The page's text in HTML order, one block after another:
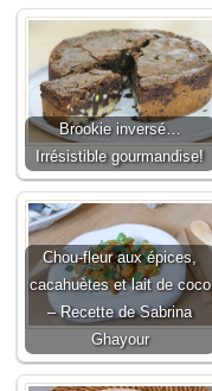
Brookie inversé…
Irrésistible gourmandise!
Chou-fleur aux épices,
cacahuètes et lait de coco
– Recette de Sabrina
Ghayour